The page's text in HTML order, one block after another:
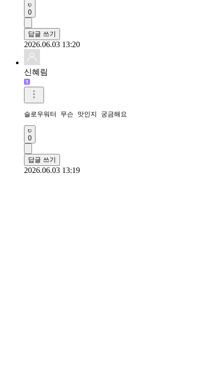
0
답글 쓰기
2026.06.03 13:20
신혜림
슬로우워터 무슨 맛인지 궁금해요
0
답글 쓰기
2026.06.03 13:19